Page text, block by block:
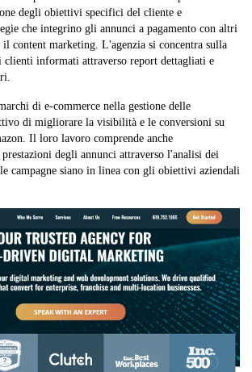
degli obiettivi specifici del cliente e
che integrino gli annunci a pagamento con altri
content marketing. L'agenzia si concentra sulla
clienti informati attraverso report dettagliati e
di e-commerce nella gestione delle
di migliorare la visibilità e le conversioni su
Il loro lavoro comprende anche
degli annunci attraverso l'analisi dei
campagne siano in linea con gli obiettivi aziendali